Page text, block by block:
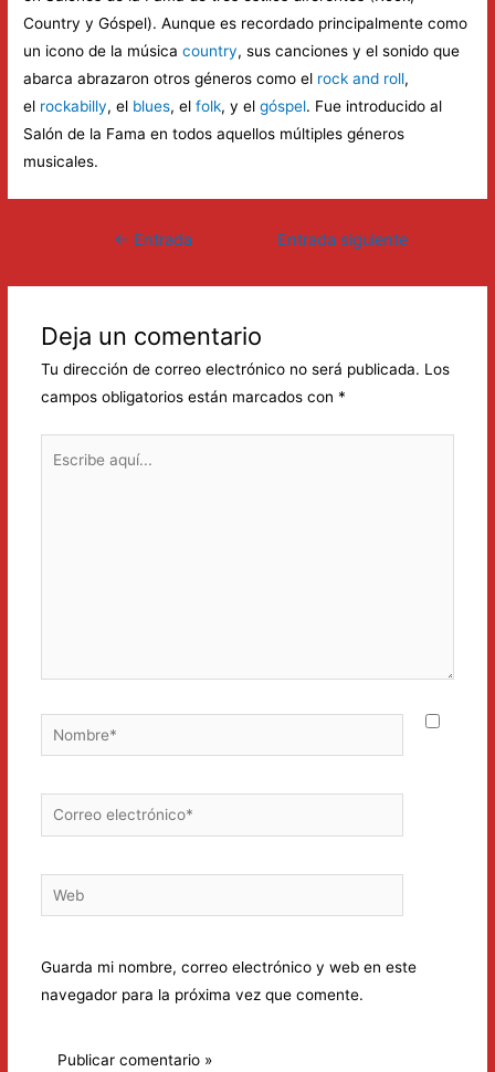
Country y Góspel). Aunque es recordado principalmente como
un icono de la músicacountry, sus canciones y el sonido que
abarca abrazaron otros géneros como el rock and roll,
el rockabilly, el blues, elfolk, y elgóspel. Fue introducido al
Salón de la Fama en todos aquellos múltiples géneros
musicales.
Navegación
entradas
← Entrada
Entrada siguiente
Deja un comentario
Tu dirección de correo electrónico no será publicada. Los
campos obligatorios están marcados con *
Nombre*
Correo
electrónico*
Web
Guarda mi nombre, correo electrónico y web en este
navegador para la próxima vez que comente.